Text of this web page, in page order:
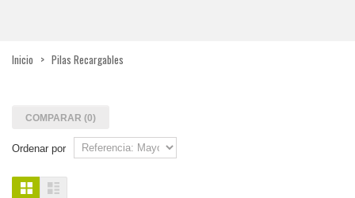
Inicio > Pilas Recargables
COMPARAR (0)
Ordenar por